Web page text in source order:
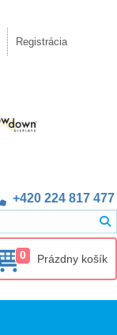
Registrácia
+420 224 817 477
0 Prázdny košík